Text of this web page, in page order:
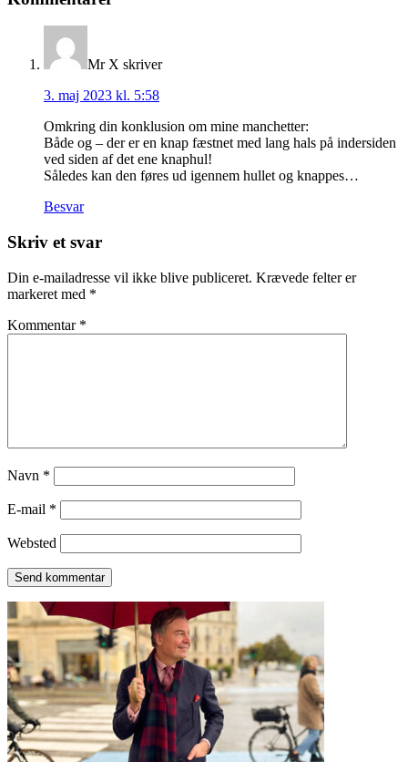
Mr X skriver
3. maj 2023 kl. 5:58
Omkring din konklusion om mine manchetter:
Både og – der er en knap fæstnet med lang hals på indersiden
ved siden af det ene knaphul!
Således kan den føres ud igennem hullet og knappes…
Besvar
Skriv et svar
Din e-mailadresse vil ikke blive publiceret. Krævede felter er
markeret med *
Kommentar *
Navn *
E-mail *
Websted